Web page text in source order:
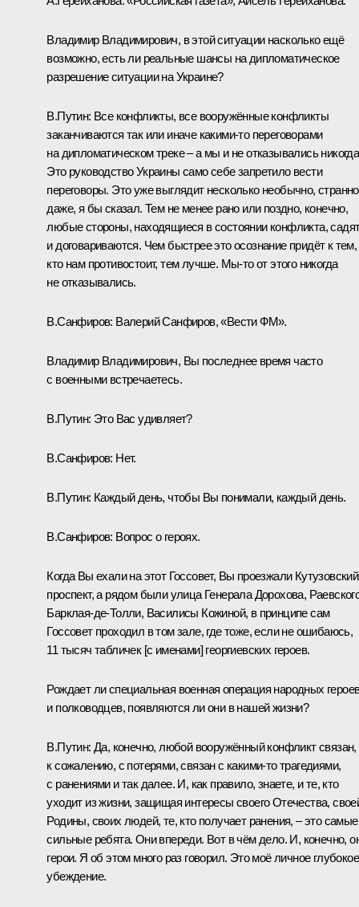
Владимир Владимирович, в этой ситуации насколько ещё
возможно, есть ли реальные шансы на дипломатическое
разрешение ситуации на Украине?
В.Путин: Все конфликты, все вооружённые конфликты
заканчиваются так или иначе какими-то переговорами
на дипломатическом треке – а мы и не отказывались
Это руководство Украины само себе запретило вести
переговоры. Это уже выглядит несколько необычно, странно
даже, я бы сказал. Тем не менее рано или поздно, конечно,
любые стороны, находящиеся в состоянии конфликта,
и договариваются. Чем быстрее это осознание придёт к тем,
кто нам противостоит, тем лучше. Мы-то от этого никогда
не отказывались.
В.Санфиров: Валерий Санфиров, «Вести ФМ».
Владимир Владимирович, Вы последнее время часто
с военными встречаетесь.
В.Путин: Это Вас удивляет?
В.Санфиров: Нет.
В.Путин: Каждый день, чтобы Вы понимали, каждый день.
В.Санфиров: Вопрос о героях.
Когда Вы ехали на этот Госсовет, Вы проезжали Кутузовский
проспект, а рядом были улица Генерала Дорохова,
Барклая-де-Толли, Василисы Кожиной, в принципе сам
Госсовет проходил в том зале, где тоже, если не ошибаюсь,
11 тысяч табличек [с именами] георгиевских героев.
Рождает ли специальная военная операция народных
и полководцев, появляются ли они в нашей жизни?
В.Путин: Да, конечно, любой вооружённый конфликт связан,
к сожалению, с потерями, связан с какими-то трагедиями,
с ранениями и так далее. И, как правило, знаете, и те, кто
уходит из жизни, защищая интересы своего Отечества,
Родины, своих людей, те, кто получает ранения, – это самые
сильные ребята. Они впереди. Вот в чём дело. И, конечно,
герои. Я об этом много раз говорил. Это моё личное глубокое
убеждение.